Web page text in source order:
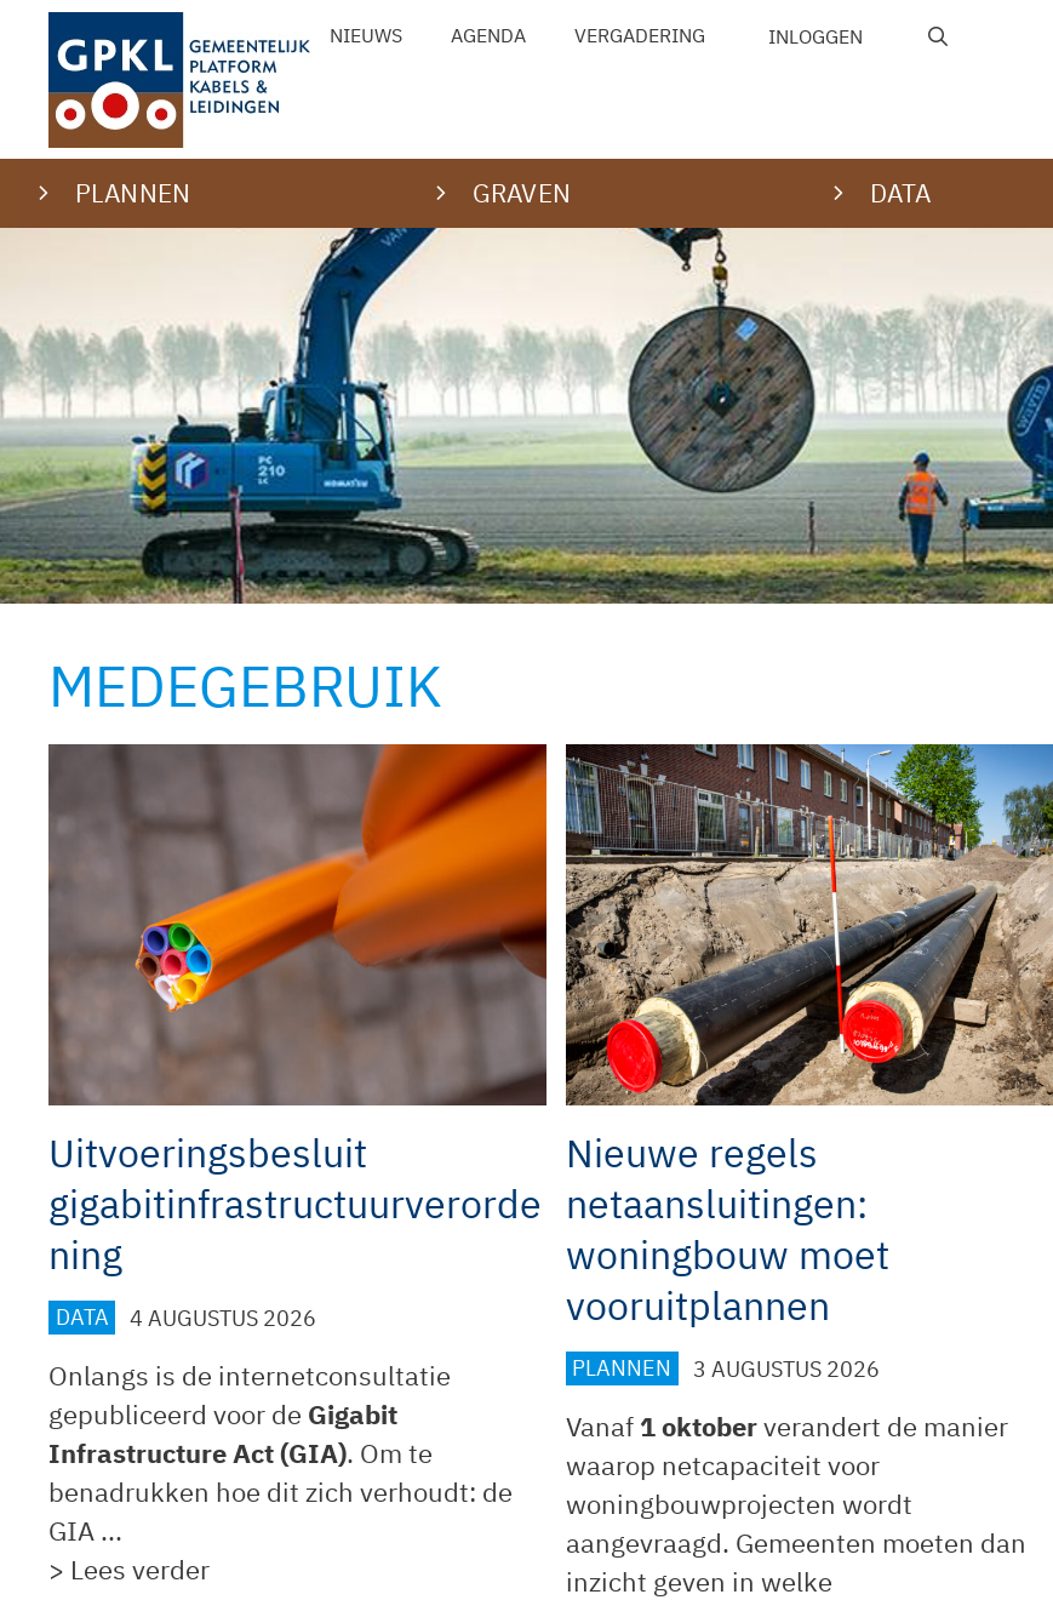
inhoud
NIEUWS AGENDA VERGADERING INLOGGEN
PLANNEN GRAVEN DATA
MEDEGEBRUIK
Uitvoeringsbesluit
gigabitinfrastructuurverorde
ning
DATA 4 AUGUSTUS 2026
Onlangs is de internetconsultatie
gepubliceerd voor de Gigabit
Infrastructure Act (GIA). Om te
benadrukken hoe dit zich verhoudt: de
GIA ...
> Lees verder
Nieuwe regels
netaansluitingen:
woningbouw moet
vooruitplannen
PLANNEN 3 AUGUSTUS 2026
Vanaf 1 oktoberverandert de manier
waarop netcapaciteit voor
woningbouwprojecten wordt
aangevraagd. Gemeenten moeten dan
inzicht geven in welke